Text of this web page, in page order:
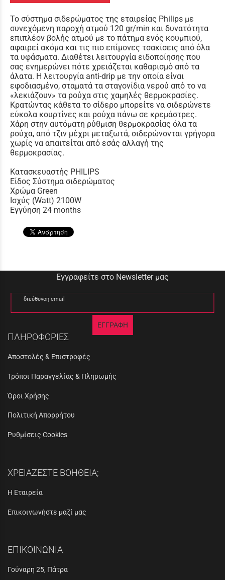
Το σύστημα σιδερώματος της εταιρείας Philips με
συνεχόμενη παροχή ατμού 120 gr/min και δυνατότητα
επιπλέον βολής ατμού με το πάτημα ενός κουμπιού,
αφαιρεί ακόμα και τις πιο επίμονες τσακίσεις από όλα
τα υφάσματα. Διαθέτει λειτουργία ειδοποίησης που
σας ενημερώνει πότε χρειάζεται καθαρισμό από τα
άλατα. Η λειτουργία anti-drip με την οποία είναι
εφοδιασμένο, σταματά τα σταγονίδια νερού από το να
«λεκιάζουν» τα ρούχα στις χαμηλές θερμοκρασίες.
Κρατώντας κάθετα το σίδερο μπορείτε να σιδερώνετε
εύκολα κουρτίνες και ρούχα πάνω σε κρεμάστρες.
Χάρη στην αυτόματη ρύθμιση θερμοκρασίας όλα τα
ρούχα, από τζιν μέχρι μεταξωτά, σιδερώνονται γρήγορα
χωρίς να απαιτείται από εσάς αλλαγή της
θερμοκρασίας.
Κατασκευαστής PHILIPS
Είδος Σύστημα σιδερώματος
Χρώμα Green
Ισχύς (Watt) 2100W
Εγγύηση 24 months
Εγγραφείτε στο Newsletter μας
διεύθυνση email
ΕΓΓΡΑΦΗ
ΠΛΗΡΟΦΟΡΙΕΣ
Αποστολές & Επιστροφές
Τρόποι Παραγγελίας & Πληρωμής
Όροι Χρήσης
Πολιτική Απορρήτου
Ρυθμίσεις Cookies
ΧΡΕΙΑΖΕΣΤΕ ΒΟΗΘΕΙΑ;
Η Εταιρεία
Επικοινωνήστε μαζί μας
ΕΠΙΚΟΙΝΩΝΙΑ
Γούναρη 25, Πάτρα